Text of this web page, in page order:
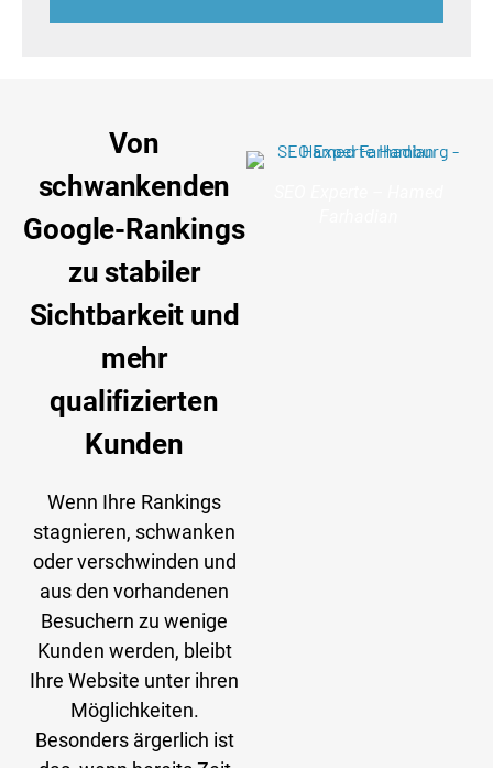
Von
schwankenden
Google-Rankings
zu stabiler
Sichtbarkeit und
mehr
qualifizierten
Kunden
Wenn Ihre Rankings
stagnieren, schwanken
oder verschwinden und
aus den vorhandenen
Besuchern zu wenige
Kunden werden, bleibt
Ihre Website unter ihren
Möglichkeiten.
Besonders ärgerlich ist